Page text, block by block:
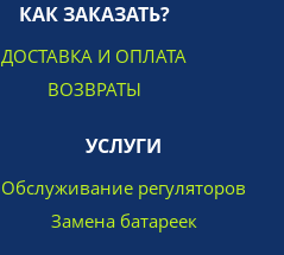
КАК ЗАКАЗАТЬ?
ДОСТАВКА И ОПЛАТА
ВОЗВРАТЫ
УСЛУГИ
Обслуживание регуляторов
Замена батареек